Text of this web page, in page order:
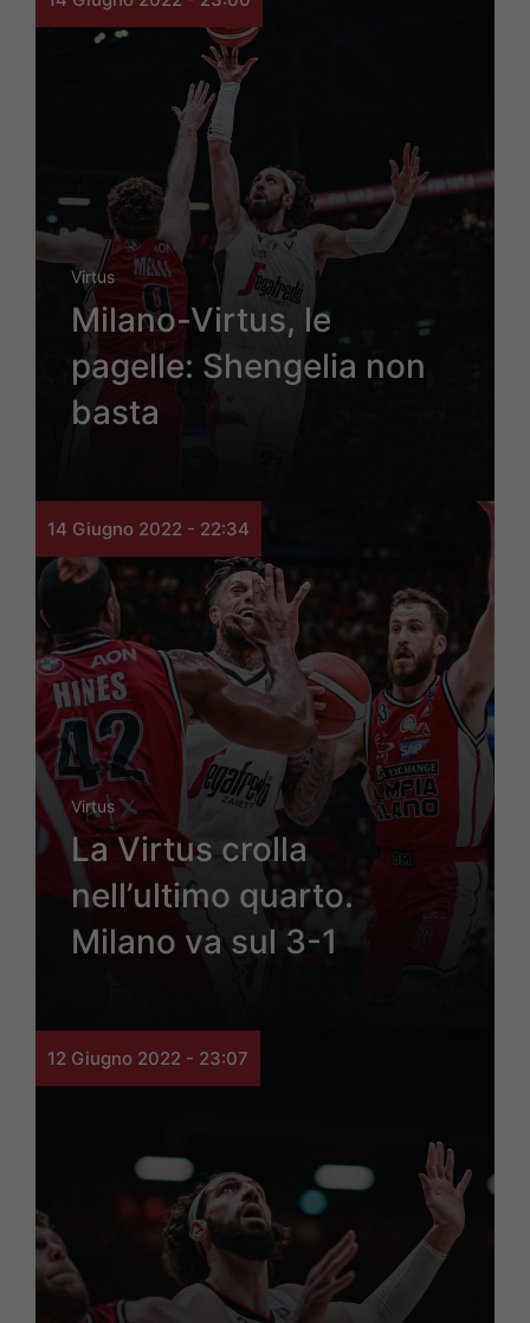
Virtus
Milano-Virtus, le
pagelle: Shengelia non
basta
14 Giugno 2022 - 22:34
Virtus
La Virtus crolla
nell’ultimo quarto.
Milano va sul 3-1
12 Giugno 2022 - 23:07